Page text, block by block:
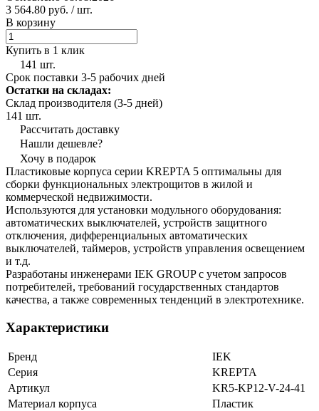
3 564.80 руб. / шт.
В корзину
Купить в 1 клик
141 шт.
Срок поставки 3-5 рабочих дней
Остатки на складах:
Склад производителя (3-5 дней)
141 шт.
Рассчитать доставку
Нашли дешевле?
Хочу в подарок
Пластиковые корпуса серии KREPTA 5 оптимальны для
сборки функциональных электрощитов в жилой и
коммерческой недвижимости.
Используются для установки модульного оборудования:
автоматических выключателей, устройств защитного
отключения, дифференциальных автоматических
выключателей, таймеров, устройств управления освещением
и т.д.
Разработаны инженерами IEK GROUP с учетом запросов
потребителей, требований государственных стандартов
качества, а также современных тенденций в электротехнике.
Характеристики
Бренд
IEK
Серия
KREPTA
Артикул
KR5-KP12-V-24-41
Материал корпуса
Пластик